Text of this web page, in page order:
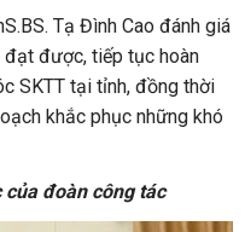
Tạ Đình Cao đánh giá
đạt được, tiếp tục hoàn
SKTT tại tỉnh, đồng thời
khắc phục những khó
đoàn công tác